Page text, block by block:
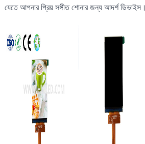
যেতে আপনার প্রিয় সঙ্গীত শোনার জন্য আদর্শ ডিভাইস।